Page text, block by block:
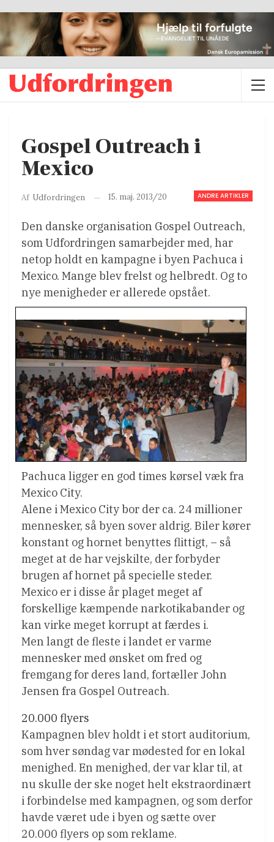
Gospel Outreach i
Mexico
ANDRE ARTIKLER
Af Udfordringen 15. maj. 2013/20
Den danske organisation Gospel Outreach,
som Udfordringen samarbejder med, har
netop holdt en kampagne i byen Pachuca i
Mexico. Mange blev frelst og helbredt. Og to
nye menigheder er allerede opstået.
Pachuca ligger en god times kørsel væk fra
Mexico City.
Alene i Mexico City bor der ca. 24 millioner
mennesker, så byen sover aldrig. Biler kører
konstant og hornet benyttes flittigt, – så
meget at de har vejskilte, der forbyder
brugen af hornet på specielle steder.
Mexico er i disse år plaget meget af
forskellige kæmpende narkotikabander og
kan virke meget korrupt at færdes i.
Men langt de fleste i landet er varme
mennesker med ønsket om fred og
fremgang for deres land, fortæller John
Jensen fra Gospel Outreach.
20.000 flyers
Kampagnen blev holdt i et stort auditorium,
som hver søndag var mødested for en lokal
menighed. En menighed, der var klar til, at
nu skulle der ske noget helt ekstraordinært
i forbindelse med kampagnen, og som derfor
havde været ude i byen og sætte over
20.000 flyers op som reklame.